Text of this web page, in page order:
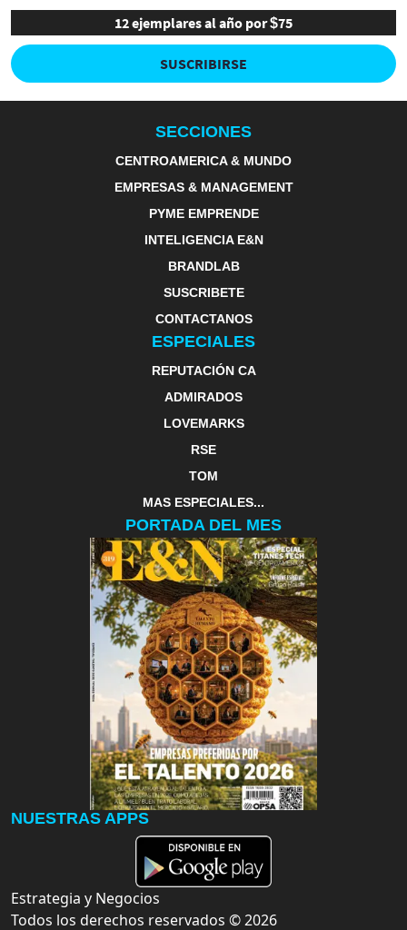
12 ejemplares al año por $75
SUSCRIBIRSE
SECCIONES
CENTROAMERICA & MUNDO
EMPRESAS & MANAGEMENT
PYME EMPRENDE
INTELIGENCIA E&N
BRANDLAB
SUSCRIBETE
CONTACTANOS
ESPECIALES
REPUTACIÓN CA
ADMIRADOS
LOVEMARKS
RSE
TOM
MAS ESPECIALES...
PORTADA DEL MES
NUESTRAS APPS
Estrategia y Negocios
Todos los derechos reservados ©2026